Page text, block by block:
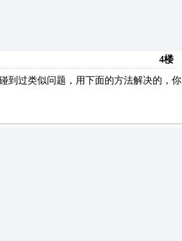
4楼
到过类似问题，用下面的方法解决的，你